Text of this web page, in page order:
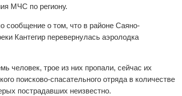
МЧС по региону.
сообщение о том, что в районе Саяно-
Кантегир перевернулась аэролодка
человек, трое из них пропали, сейчас их
поисково-спасательного отряда в количестве
пострадавших неизвестно.